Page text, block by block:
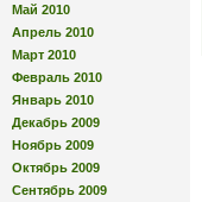
Май 2010
Апрель 2010
Март 2010
Февраль 2010
Январь 2010
Декабрь 2009
Ноябрь 2009
Октябрь 2009
Сентябрь 2009